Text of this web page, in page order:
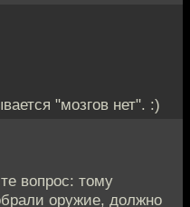
"мозгов нет". :)
вопрос: тому
оружие, должно